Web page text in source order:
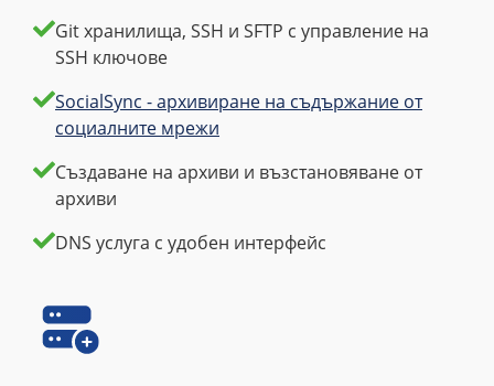
Git хранилища, SSH и SFTP с управление на
SSH ключове
SocialSync - архивиране на съдържание от
социалните мрежи
Създаване на архиви и възстановяване от
архиви
DNS услуга с удобен интерфейс